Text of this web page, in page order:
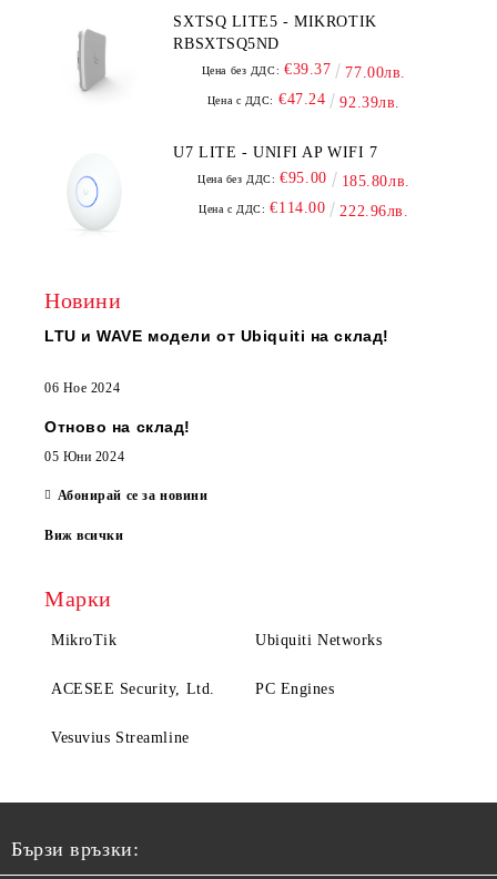
SXTSQ LITE5 - MIKROTIK
RBSXTSQ5ND
Цена без ДДС: €39.37 77.00лв.
Цена с ДДС: €47.24 92.39лв.
U7 LITE - UNIFI AP WIFI 7
Цена без ДДС: €95.00 185.80лв.
Цена с ДДС: €114.00 222.96лв.
Новини
LTU и WAVE модели от Ubiquiti на склад!
06 Ное 2024
Отново на склад!
05 Юни 2024
Абонирай се за новини
Виж всички
Марки
MikroTik Ubiquiti Networks
ACESEE Security, Ltd. PC Engines
Vesuvius Streamline
Бързи връзки: